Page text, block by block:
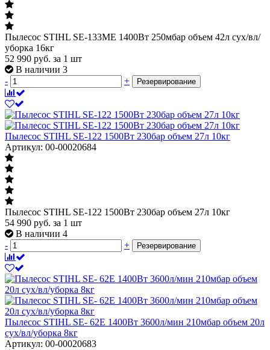
Пылесос STIHL SE-133ME 1400Вт 250мбар объем 42л сух/вл/
уборка 16кг
52 990 руб. за 1 шт
В наличии 3
-
+ Резервирование
Пылесос STIHL SE-122 1500Вт 230бар объем 27л 10кг
Артикул: 00-00020684
Пылесос STIHL SE-122 1500Вт 230бар объем 27л 10кг
54 990 руб. за 1 шт
В наличии 4
-
+ Резервирование
Пылесос STIHL SE- 62E 1400Вт 3600л/мин 210мбар объем 20л
сух/вл/уборка 8кг
Артикул: 00-00020683